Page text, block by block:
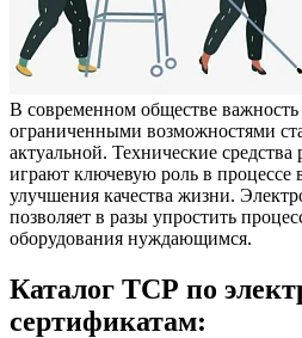
В современном обществе
ограниченными возможностями
актуальной. Технические
играют ключевую роль в процессе
улучшения качества жизни.
позволяет в разы упростить
оборудования нуждающимся.
Каталог ТСР по
сертификатам: